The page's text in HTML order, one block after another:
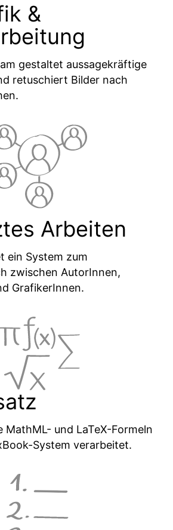
&
gestaltet aussagekräftige
retuschiert Bilder nach
Arbeiten
ein System zum
zwischen AutorInnen,
GrafikerInnen.
MathML- und LaTeX-Formeln
System verarbeitet.